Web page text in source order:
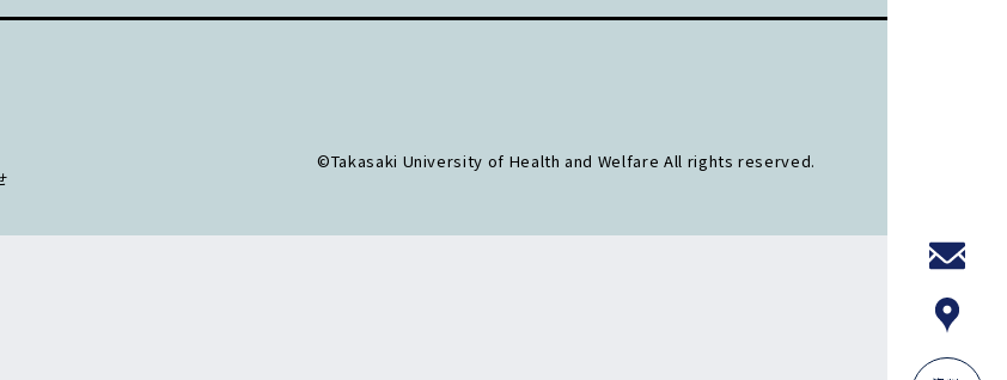
©Takasaki University of Health and Welfare All rights reserved.